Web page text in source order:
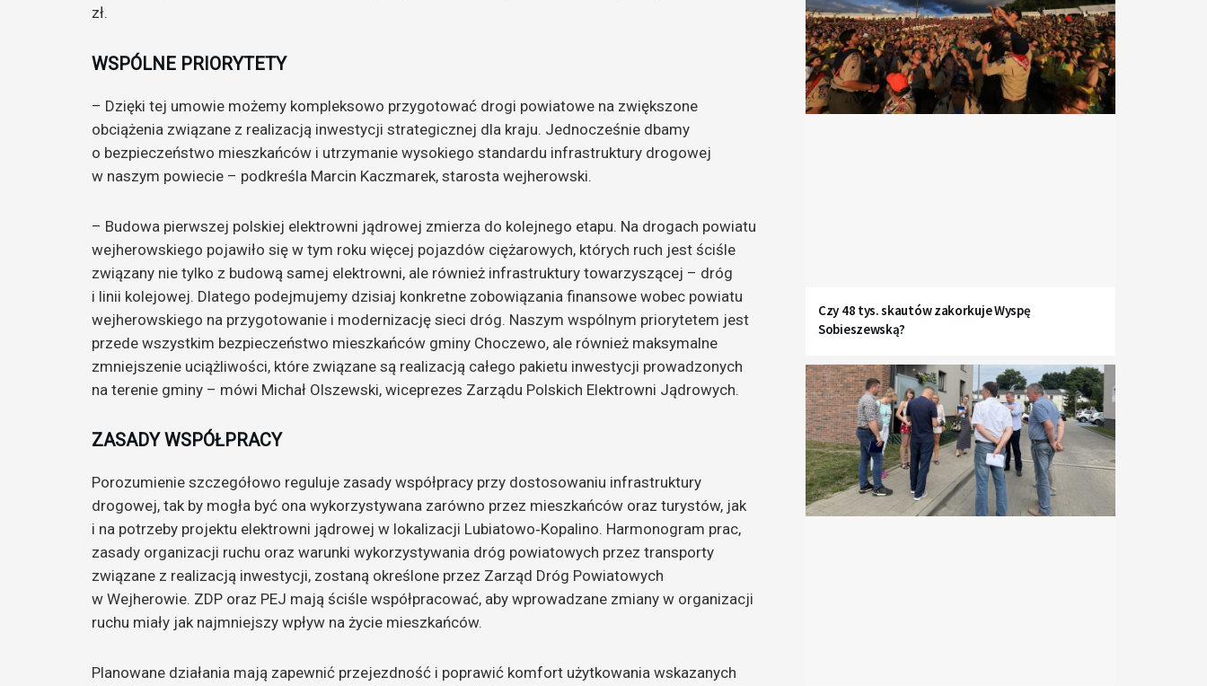
zł.
WSPÓLNE PRIORYTETY
– Dzięki tej umowie możemy kompleksowo przygotować drogi powiatowe na zwiększone
obciążenia związane z realizacją inwestycji strategicznej dla kraju. Jednocześnie dbamy
o bezpieczeństwo mieszkańców i utrzymanie wysokiego standardu infrastruktury drogowej
w naszym powiecie – podkreśla Marcin Kaczmarek, starosta wejherowski.
– Budowa pierwszej polskiej elektrowni jądrowej zmierza do kolejnego etapu. Na drogach powiatu
wejherowskiego pojawiło się w tym roku więcej pojazdów ciężarowych, których ruch jest ściśle
związany nie tylko z budową samej elektrowni, ale również infrastruktury towarzyszącej – dróg
i linii kolejowej. Dlatego podejmujemy dzisiaj konkretne zobowiązania finansowe wobec powiatu
wejherowskiego na przygotowanie i modernizację sieci dróg. Naszym wspólnym priorytetem jest
przede wszystkim bezpieczeństwo mieszkańców gminy Choczewo, ale również maksymalne
zmniejszenie uciążliwości, które związane są realizacją całego pakietu inwestycji prowadzonych
na terenie gminy – mówi Michał Olszewski, wiceprezes Zarządu Polskich Elektrowni Jądrowych.
ZASADY WSPÓŁPRACY
Porozumienie szczegółowo reguluje zasady współpracy przy dostosowaniu infrastruktury
drogowej, tak by mogła być ona wykorzystywana zarówno przez mieszkańców oraz turystów, jak
i na potrzeby projektu elektrowni jądrowej w lokalizacji Lubiatowo‑Kopalino. Harmonogram prac,
zasady organizacji ruchu oraz warunki wykorzystywania dróg powiatowych przez transporty
związane z realizacją inwestycji, zostaną określone przez Zarząd Dróg Powiatowych
w Wejherowie. ZDP oraz PEJ mają ściśle współpracować, aby wprowadzane zmiany w organizacji
ruchu miały jak najmniejszy wpływ na życie mieszkańców.
Planowane działania mają zapewnić przejezdność i poprawić komfort użytkowania wskazanych
Czy 48 tys. skautów zakorkuje Wyspę
Sobieszewską?